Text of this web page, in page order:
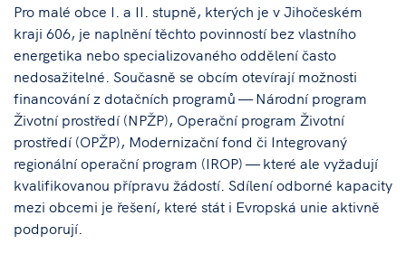
Pro malé obce I. a II. stupně, kterých je v Jihočeském
kraji 606, je naplnění těchto povinností bez vlastního
energetika nebo specializovaného oddělení často
nedosažitelné. Současně se obcím otevírají možnosti
financování z dotačních programů — Národní program
Životní prostředí (NPŽP), Operační program Životní
prostředí (OPŽP), Modernizační fond či Integrovaný
regionální operační program (IROP) — které ale vyžadují
kvalifikovanou přípravu žádostí. Sdílení odborné kapacity
mezi obcemi je řešení, které stát i Evropská unie aktivně
podporují.